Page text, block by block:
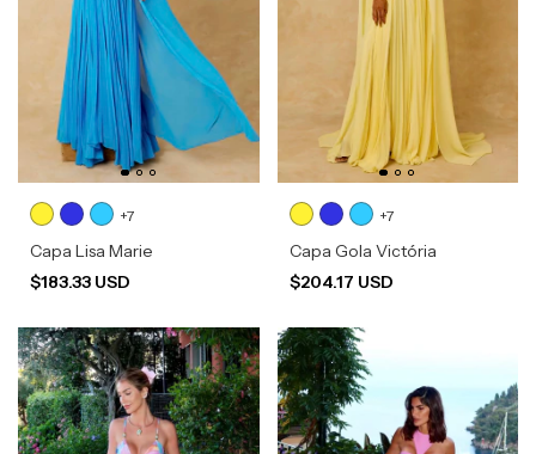
+7
Capa Lisa Marie
$183.33 USD
+7
Capa Gola Victória
$204.17 USD